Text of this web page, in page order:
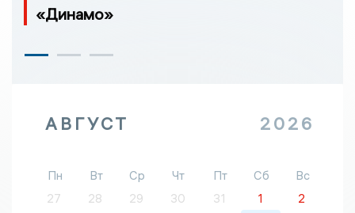
«Динамо»
АВГУСТ 2026
Пн Вт Ср Чт Пт Сб
Вс
27
28 29 30 31 1
2